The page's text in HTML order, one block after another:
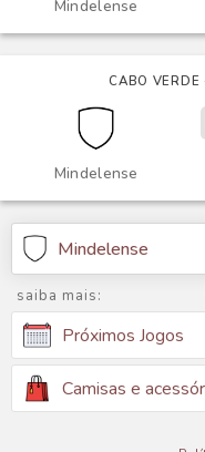
Mindelense
CABO VERDE
Mindelense
Mindelense
saiba mais:
Próximos Jogos
Camisas e